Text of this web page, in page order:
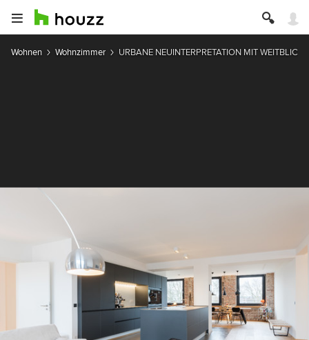
Wohnen Wohnzimmer URBANE NEUINTERPRETATION MIT WEITBLICK